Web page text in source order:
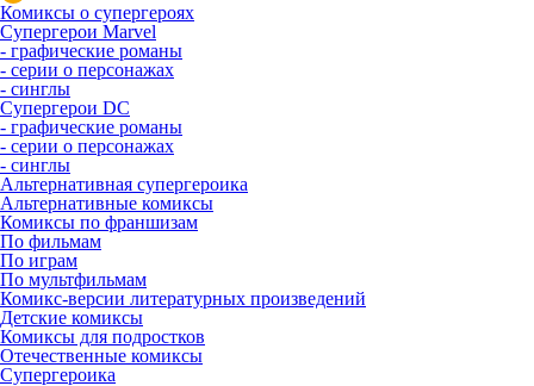
Комиксы о супергероях
Супергерои Marvel
- графические романы
- серии о персонажах
- синглы
Супергерои DC
- графические романы
- серии о персонажах
- синглы
Альтернативная супергероика
Альтернативные комиксы
Комиксы по франшизам
По фильмам
По играм
По мультфильмам
Комикс-версии литературных произведений
Детские комиксы
Комиксы для подростков
Отечественные комиксы
Супергероика